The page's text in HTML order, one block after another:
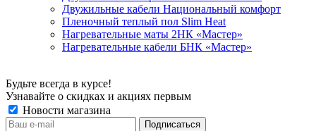
Двужильные кабели Национальный комфорт
Пленочный теплый пол Slim Heat
Нагревательные маты 2НК «Мастер»
Нагревательные кабели БНК «Мастер»
Будьте всегда в курсе!
Узнавайте о скидках и акциях первым
Новости магазина